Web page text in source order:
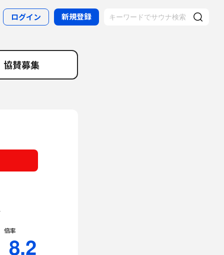
ログイン 新規登録
協賛募集
倍率
8.2